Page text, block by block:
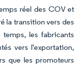
réel des COV et
la transition vers des
les fabricants
vers l'exportation,
que les promoteurs